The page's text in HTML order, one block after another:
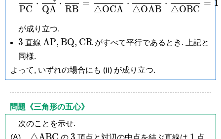
PC
⋅
QA
⋅
RB
=
△OCA
⋅
△OAB
⋅
△OBC
= 1
が成り立つ.
3
3 直線 \mathrm{AP},
AP, \mathrm{BQ},
BQ, \mathrm{CR}
CR がすべて平行であるとき. 上記と
同様.
よって, いずれの場合にも (ii) が成り立つ.
問題《三角形の五心》
次のことを示せ.
\triangle\mathrm{ABC}
3 1